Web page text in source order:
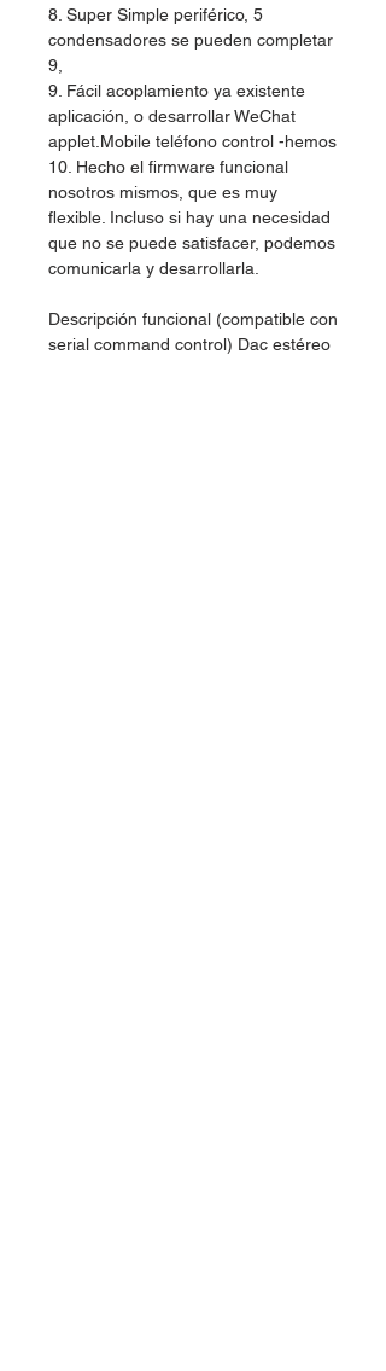
8. Super Simple periférico, 5
condensadores se pueden completar
9,
9. Fácil acoplamiento ya existente
aplicación, o desarrollar WeChat
applet.Mobile teléfono control -hemos
10. Hecho el firmware funcional
nosotros mismos, que es muy
flexible. Incluso si hay una necesidad
que no se puede satisfacer, podemos
comunicarla y desarrollarla.
Descripción funcional (compatible con
serial command control) Dac estéreo